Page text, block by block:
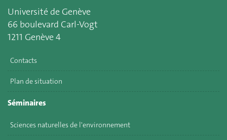
Université de Genève
66 boulevard Carl-Vogt
1211 Genève 4
Contacts
Plan de situation
Séminaires
Sciences naturelles de l'environnement